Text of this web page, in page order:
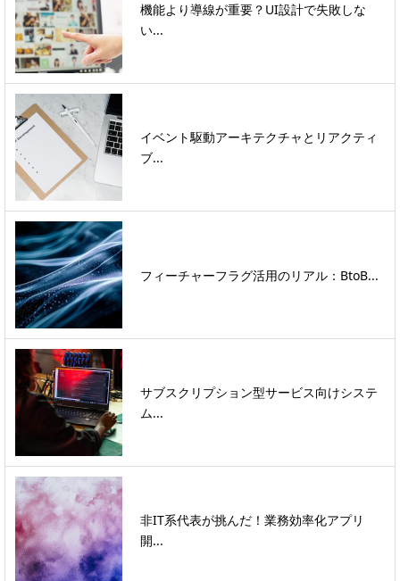
機能より導線が重要？UI設計で失敗しな
い...
イベント駆動アーキテクチャとリアクティ
ブ...
フィーチャーフラグ活用のリアル：BtoB...
サブスクリプション型サービス向けシステ
ム...
非IT系代表が挑んだ！業務効率化アプリ
開...